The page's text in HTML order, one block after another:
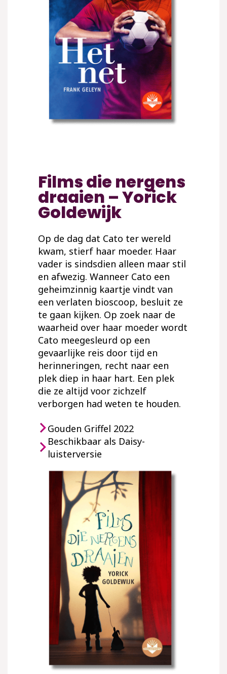
Films die nergens
draaien – Yorick
Goldewijk
Op de dag dat Cato ter wereld
kwam, stierf haar moeder. Haar
vader is sindsdien alleen maar stil
en afwezig. Wanneer Cato een
geheimzinnig kaartje vindt van
een verlaten bioscoop, besluit ze
te gaan kijken. Op zoek naar de
waarheid over haar moeder wordt
Cato meegesleurd op een
gevaarlijke reis door tijd en
herinneringen, recht naar een
plek diep in haar hart. Een plek
die ze altijd voor zichzelf
verborgen had weten te houden.
Gouden Griffel 2022
Beschikbaar als Daisy-
luisterversie